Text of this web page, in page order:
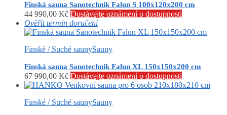
Finská sauna Sanotechnik Falun S 100x120x200 cm
44 990,00 Kč Dostávejte oznámení o dostupnosti
Ověřit termín doručení
Finské / Suché saunySauny
Finská sauna Sanotechnik Falun XL 150x150x200 cm
67 990,00 Kč Dostávejte oznámení o dostupnosti
Finské / Suché saunySauny